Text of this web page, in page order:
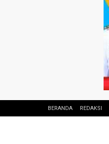
BERANDA REDAKSI